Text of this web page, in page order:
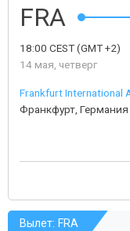
FRA
18:00 CEST(GMT +2)
14 мая, четверг
Frankfurt International
Франкфурт, Германия
Вылет: FRA